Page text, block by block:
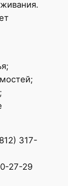
317-
27-29